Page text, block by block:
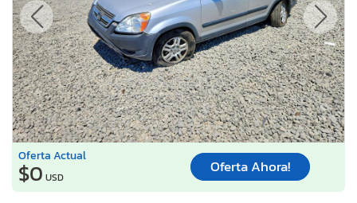
Oferta Actual
$0 USD
Oferta Ahora!